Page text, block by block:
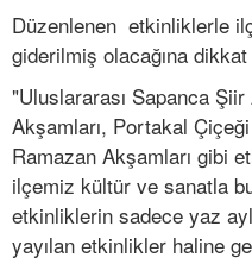
Düzenlenen etkinliklerle
giderilmiş olacağına
"Uluslararası Sapanca Şiir
Akşamları, Portakal
Ramazan Akşamları gibi
ilçemiz kültür ve sanatla
etkinliklerin sadece yaz
yayılan etkinlikler haline